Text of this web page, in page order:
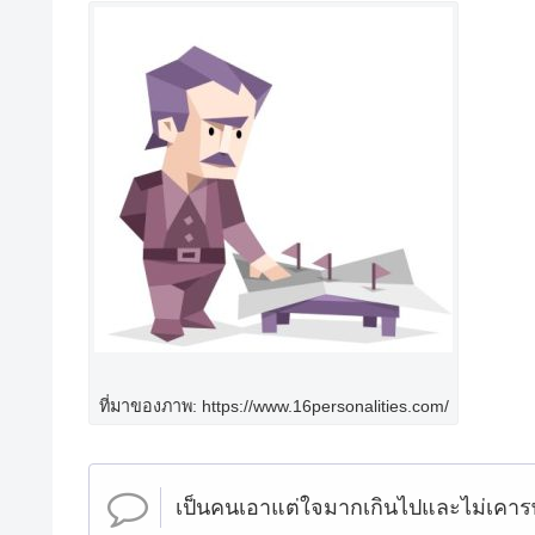
ที่มาของภาพ: https://www.16personalities.com/
เป็นคนเอาแต่ใจมากเกินไปและไม่เค